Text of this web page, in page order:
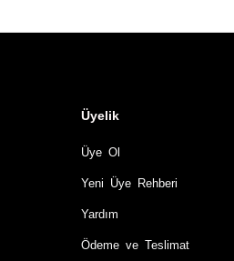
Üyelik
Üye Ol
Yeni Üye Rehberi
Yardım
Ödeme ve Teslimat